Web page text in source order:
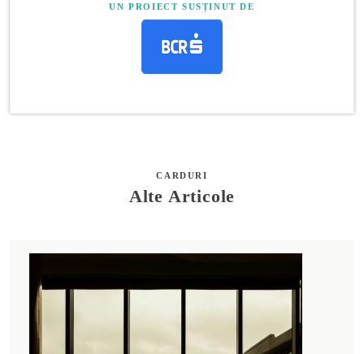
UN PROIECT SUSȚINUT DE
CARDURI
Alte Articole